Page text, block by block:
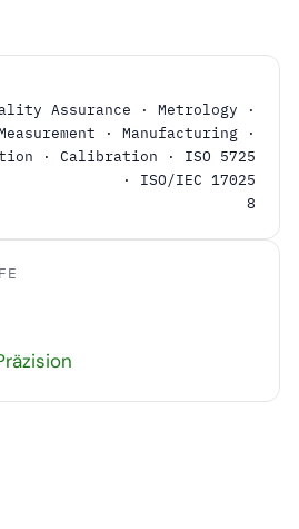
Assurance · Metrology ·
· Manufacturing ·
· Calibration · ISO 5725
· ISO/IEC 17025
8